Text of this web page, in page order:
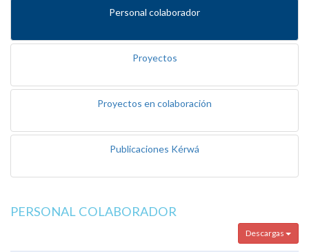
Personal colaborador
Proyectos
Proyectos en colaboración
Publicaciones Kérwá
PERSONAL COLABORADOR
Descargas